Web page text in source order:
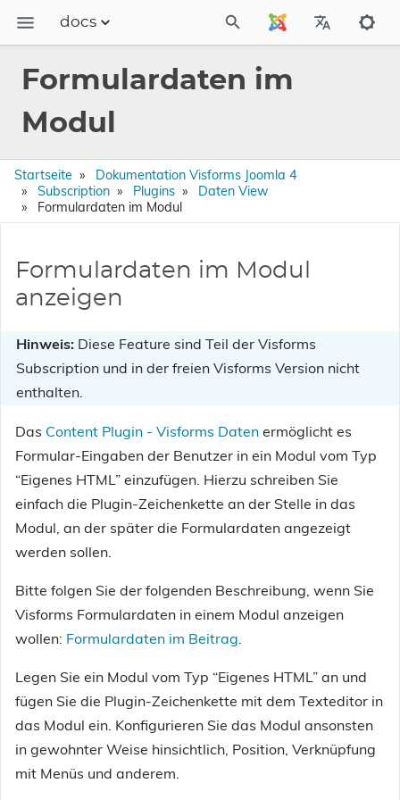
docs
Releases
Formulardaten im
Modul
Startseite
Dokumentation Visforms Joomla 4
Subscription
Plugins
Daten View
Formulardaten im Modul
Formulardaten im Modul
anzeigen
Hinweis: Diese Feature sind Teil der Visforms
Subscription und in der freien Visforms Version nicht
enthalten.
Das Content Plugin - Visforms Daten ermöglicht es
Formular-Eingaben der Benutzer in ein Modul vom Typ
“Eigenes HTML” einzufügen. Hierzu schreiben Sie
einfach die Plugin-Zeichenkette an der Stelle in das
Modul, an der später die Formulardaten angezeigt
werden sollen.
Bitte folgen Sie der folgenden Beschreibung, wenn Sie
Visforms Formulardaten in einem Modul anzeigen
wollen: Formulardaten im Beitrag.
Legen Sie ein Modul vom Typ “Eigenes HTML” an und
fügen Sie die Plugin-Zeichenkette mit dem Texteditor in
das Modul ein. Konfigurieren Sie das Modul ansonsten
in gewohnter Weise hinsichtlich, Position, Verknüpfung
mit Menüs und anderem.